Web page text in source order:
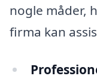
nogle måder,
firma kan